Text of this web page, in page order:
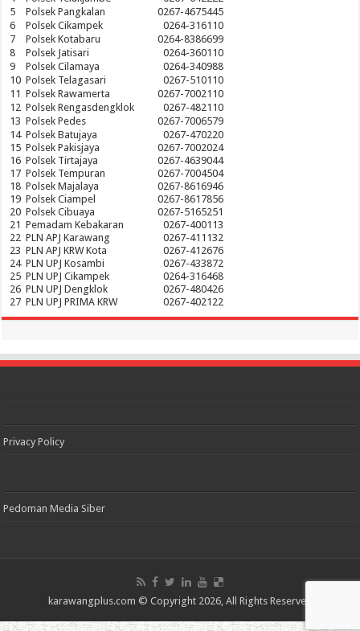
5
Polsek Pangkalan
0267-4675445
6
Polsek Cikampek
0264-316110
7
Polsek Kotabaru
0264-8386699
8
Polsek Jatisari
0264-360110
9
Polsek Cilamaya
0264-340988
10 Polsek Telagasari
0267-510110
11 Polsek Rawamerta
0267-7002110
12 Polsek Rengasdengklok
0267-482110
13 Polsek Pedes
0267-7006579
14 Polsek Batujaya
0267-470220
15 Polsek Pakisjaya
0267-7002024
16 Polsek Tirtajaya
0267-4639044
17 Polsek Tempuran
0267-7004504
18 Polsek Majalaya
0267-8616946
19 Polsek Ciampel
0267-8617856
20 Polsek Cibuaya
0267-5165251
21 Pemadam Kebakaran
0267-400113
22 PLN APJ Karawang
0267-411132
23 PLN APJ KRW Kota
0267-412676
24 PLN UPJ Kosambi
0267-433872
25 PLN UPJ Cikampek
0264-316468
26 PLN UPJ Dengklok
0267-480426
27 PLN UPJ PRIMA KRW 0267-402122
Privacy Policy
Pedoman Media Siber
karawangplus.com © Copyright 2026, All Rights Reserved